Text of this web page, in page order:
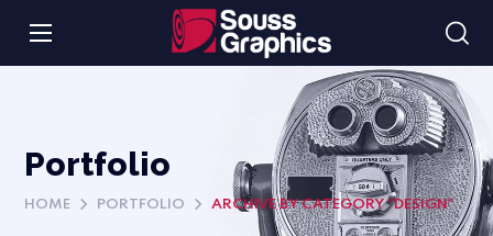
Portfolio
HOME PORTFOLIO ARCHIVE BY CATEGORY "DESIGN"